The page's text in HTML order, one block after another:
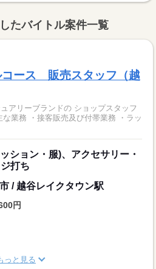
たバイトル案件一覧
コース 販売スタッフ（越
アリーブランドの ショップスタッフ
業務 ・接客販売及び付帯業務 ・ラッ
ション・服)、アクセサリー・
打ち
/ 越谷レイクタウン駅
円
っと見る